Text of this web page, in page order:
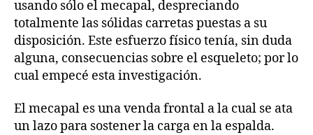
usando sólo el mecapal, despreciando
totalmente las sólidas carretas puestas a su
disposición. Este esfuerzo físico tenía, sin duda
alguna, consecuencias sobre el esqueleto; por lo
cual empecé esta investigación.
El mecapal es una venda frontal a la cual se ata
un lazo para sostener la carga en la espalda.